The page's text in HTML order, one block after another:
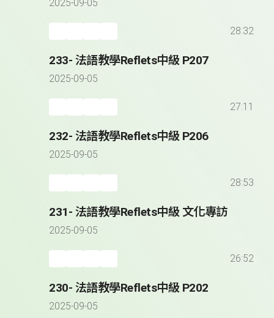
2025-09-05
28:32
233- 法語教學Reflets中級 P207
2025-09-05
27:11
232- 法語教學Reflets中級 P206
2025-09-05
28:53
231- 法語教學Reflets中級 文化專訪
2025-09-05
26:52
230- 法語教學Reflets中級 P202
2025-09-05